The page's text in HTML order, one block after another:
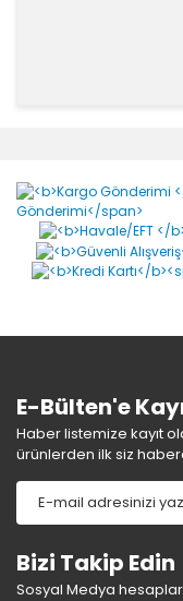
Ürün resmi
Ürün
Ürün
E-Bülten'e
Haber listemize kayıt
ürünlerden ilk siz
Bizi Takip Edin
Sosyal Medya